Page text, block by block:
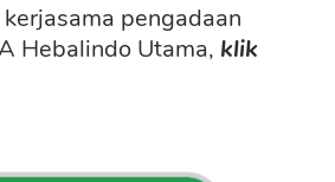
pengadaan
Hebalindo Utama, klik